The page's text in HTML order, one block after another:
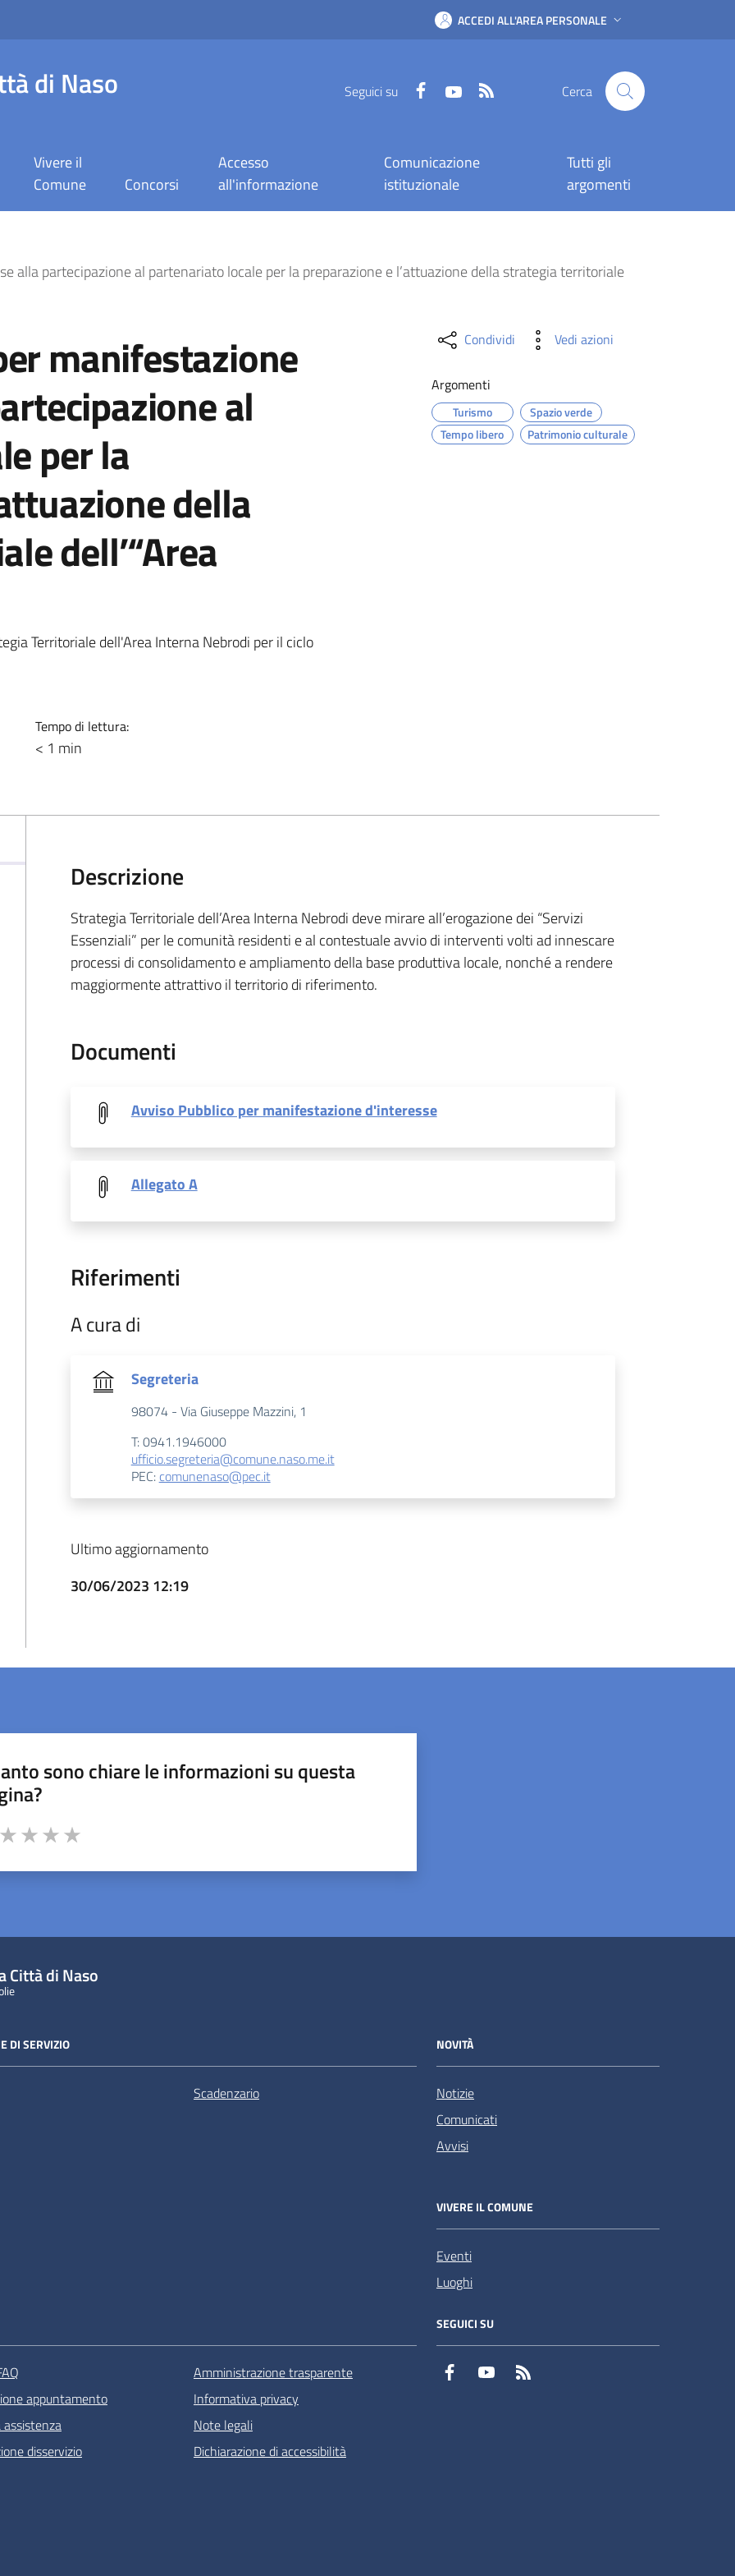
ACCEDI ALL'AREA PERSONALE
di Naso Seguici su FacebookYouTube Cerca
Vivere il
Comune
Concorsi
Accesso
all'informazione
Comunicazione
istituzionale
Tutti gli
argomenti
d’interesse alla
alla partecipazione al partenariato locale per la preparazione e l’attuazione della strategia territoriale
manifestazione
al
per la
della
dell’“Area
Territoriale dell'Area Interna Nebrodi per il ciclo
Tempo di lettura:
< 1 min
Condividi Vedi azioni
Argomenti
Turismo
Spazio verde
Tempo libero
Patrimonio culturale
Descrizione
Strategia Territoriale dell’Area Interna Nebrodi deve mirare all’erogazione dei “Servizi
Essenziali” per le comunità residenti e al contestuale avvio di interventi volti ad innescare
processi di consolidamento e ampliamento della base produttiva locale, nonché a rendere
maggiormente attrattivo il territorio di riferimento.
Documenti
Avviso Pubblico per manifestazione d'interesse
Allegato A
Riferimenti
A cura di
Segreteria
98074 - Via Giuseppe Mazzini, 1
T: 0941.1946000
ufficio.segreteria@comune.naso.me.it
PEC: comunenaso@pec.it
Ultimo aggiornamento
30/06/2023 12:19
sono chiare le informazioni su questa
da 1 a 5 stelle la pagina
Città di Naso
DI SERVIZIO
Scadenzario
NOVITÀ
Notizie
Comunicati
Avvisi
VIVERE IL COMUNE
Eventi
Luoghi
appuntamento
assistenza
disservizio
Amministrazione trasparente
Informativa privacy
Note legali
Dichiarazione di accessibilità
SEGUICI SU
Facebook YouTube